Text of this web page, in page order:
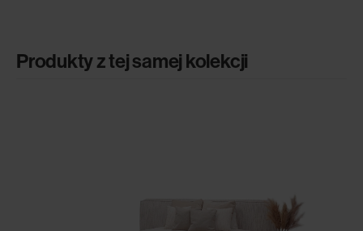
Produkty z tej samej kolekcji